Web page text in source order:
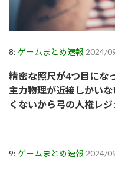
8: ゲームまとめ速報 2024/
精密な照尺が4つ目にな
主力物理が近接しかい
くないから弓の人権レ
9: ゲームまとめ速報 2024/